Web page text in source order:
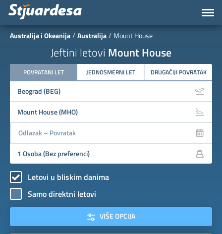
Australija i Okeanija Australija Mount House
Jeftini letovi Mount House
POVRATANI LET JEDNOSMERNI LET DRUGAČIJI POVRATAK
Letovi u bliskim danima
Samo direktni letovi
VIŠE OPCIJA